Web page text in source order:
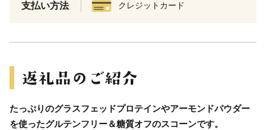
支払い方法 クレジットカード
たっぷりのグラスフェッドプロテインやアーモンドパウダー
を使ったグルテンフリー＆糖質オフのスコーンです。